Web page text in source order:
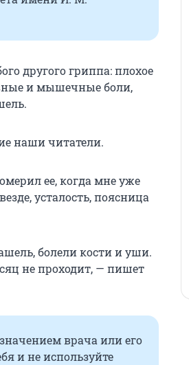
другого гриппа: плохое
и мышечные боли,
наши читатели.
ее, когда мне уже
усталость, поясница
болели кости и уши.
не проходит, — пишет
врача или его
и не используйте